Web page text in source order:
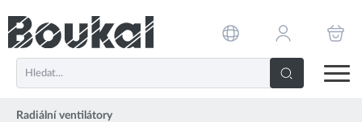
Radiální ventilátory